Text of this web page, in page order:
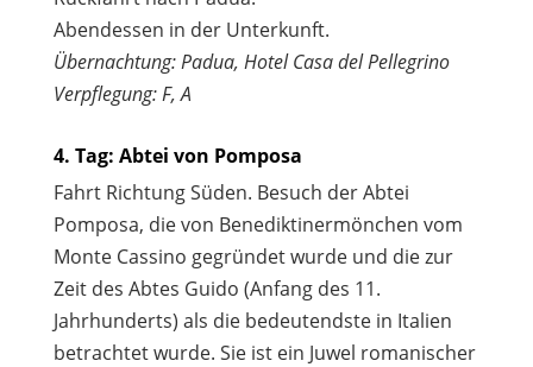
Abendessen in der Unterkunft.
Übernachtung: Padua, Hotel Casa del Pellegrino
Verpflegung: F, A
4. Tag: Abtei von Pomposa
Fahrt Richtung Süden. Besuch der Abtei
Pomposa, die von Benediktinermönchen vom
Monte Cassino gegründet wurde und die zur
Zeit des Abtes Guido (Anfang des 11.
Jahrhunderts) als die bedeutendste in Italien
betrachtet wurde. Sie ist ein Juwel romanischer